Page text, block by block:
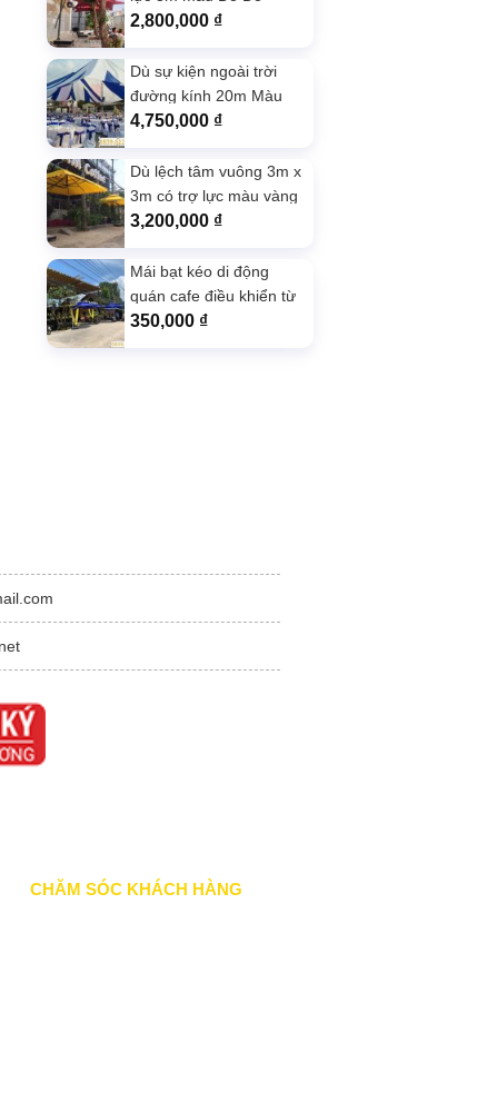
2,800,000 ₫
Dù sự kiện ngoài trời
đường kính 20m Màu
Xanh
4,750,000 ₫
Dù lệch tâm vuông 3m x
3m có trợ lực màu vàng
3,200,000 ₫
Mái bạt kéo di động
quán cafe điều khiển từ
xa màu Nâu
350,000 ₫
CHĂM SÓC KHÁCH HÀNG